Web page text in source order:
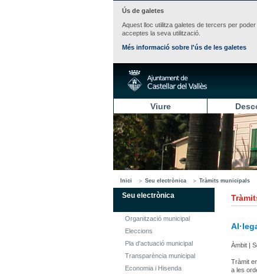
Ús de galetes
Aquest lloc utilitza galetes de tercers per
acceptes la seva utilització.
Més informació sobre l'ús de les galetes
Viure
Inici Seu electrònica Tràmits municipals
Seu electrònica
Organització municipal
Eleccions
Pla d'actuació municipal
Transparència municipal
Economia i Hisenda
Àmbit |
Tràmit
a les